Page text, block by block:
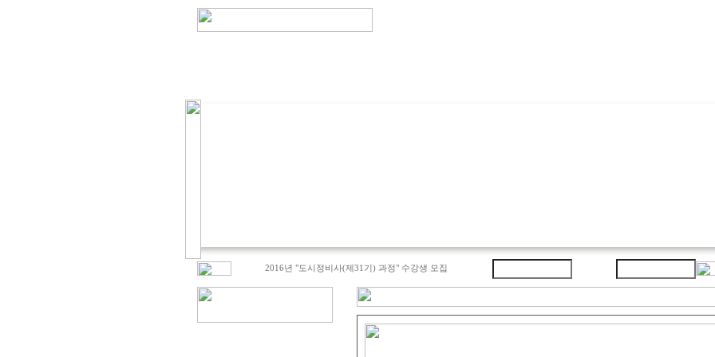
2016년 "도시정비사(제31기) 과정" 수강생 모집 제24회 도시정비사(都市整備士) 자격시험 시행계… "도시정비사(제